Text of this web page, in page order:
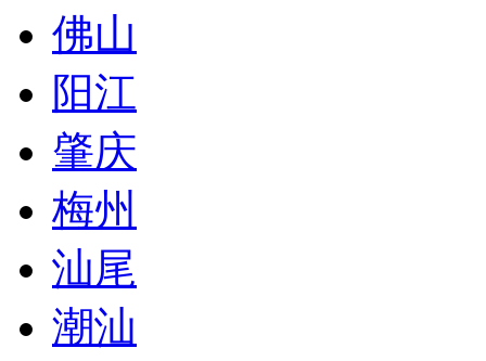
佛山
阳江
肇庆
梅州
汕尾
潮汕